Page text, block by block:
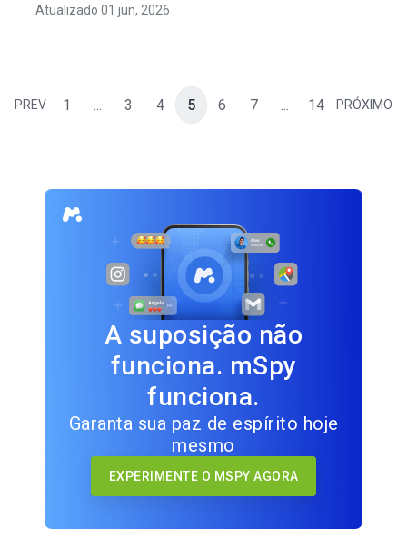
Atualizado 01 jun, 2026
PREV 1 ... 3 4 5 6 7 ... 14 PRÓXIMO
A suposição não
funciona. mSpy
funciona.
Garanta sua paz de espírito hoje
mesmo
EXPERIMENTE O MSPY AGORA